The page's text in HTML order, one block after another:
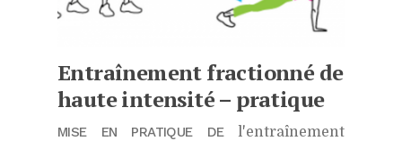
Entraînement fractionné de
haute intensité – pratique
MISE EN PRATIQUE DEl'entraînement